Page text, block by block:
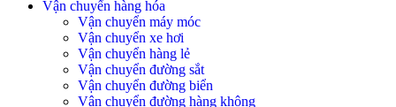
Vận chuyển hàng hóa
Vận chuyển máy móc
Vận chuyển xe hơi
Vận chuyển hàng lẻ
Vận chuyển đường sắt
Vận chuyển đường biển
Vận chuyển đường hàng không